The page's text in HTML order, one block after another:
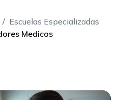
Escuelas Especializadas
Medicos